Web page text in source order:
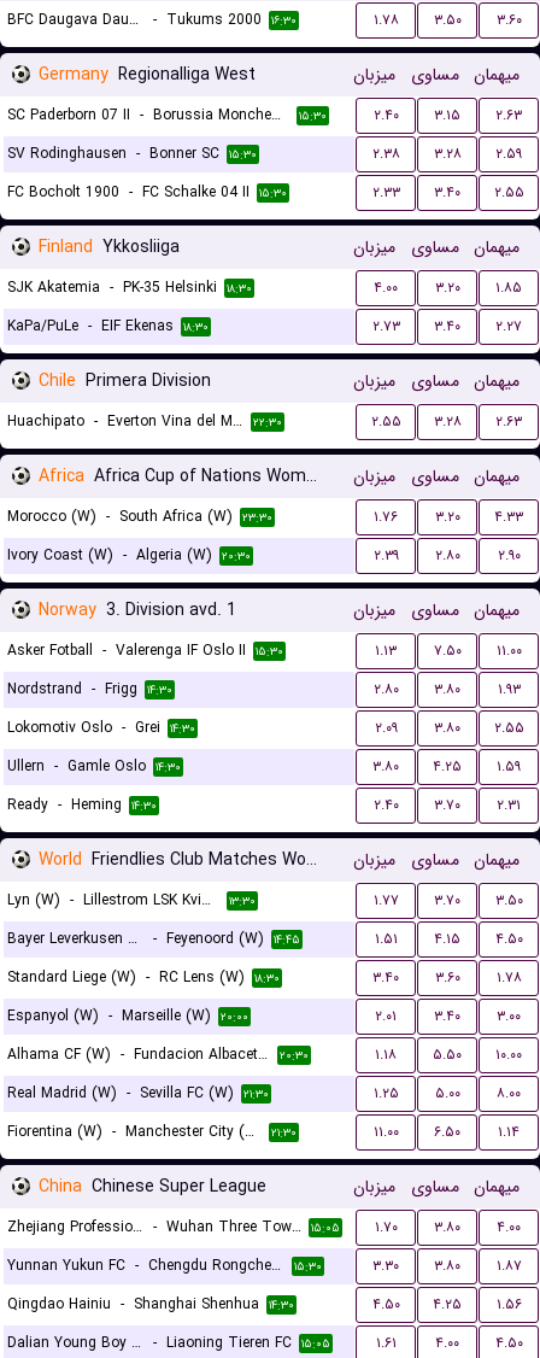
BFC Daugava Daugavpils - Tukums 2000 ۱۶:۳۰ ۱.۷۸ ۳.۵۰ ۳.۶۰
Germany Regionalliga West میزبان مساوی میهمان
SC Paderborn 07 II - Borussia Monchengladbach II ۱۵:۳۰ ۲.۴۰ ۳.۱۵
۲.۶۳
SV Rodinghausen - Bonner SC ۱۵:۳۰ ۲.۳۸ ۳.۲۸
۲.۵۹
FC Bocholt 1900 - FC Schalke 04 II ۱۵:۳۰ ۲.۳۳ ۳.۴۰ ۲.۵۵
Finland Ykkosliiga میزبان مساوی میهمان
SJK Akatemia - PK-35 Helsinki ۱۸:۳۰ ۴.۰۰ ۳.۲۰
۱.۸۵
KaPa/PuLe - EIF Ekenas ۱۸:۳۰ ۲.۷۳ ۳.۴۰ ۲.۲۷
Chile Primera Division میزبان مساوی میهمان
Huachipato - Everton Vina del Mar ۲۲:۳۰ ۲.۵۵ ۳.۲۸ ۲.۶۳
Africa Africa Cup of Nations Women میزبان مساوی میهمان
Morocco (W) - South Africa (W) ۲۳:۳۰ ۱.۷۶ ۳.۲۰
۴.۳۳
Ivory Coast (W) - Algeria (W) ۲۰:۳۰ ۲.۳۹ ۲.۸۰ ۲.۹۰
Norway 3. Division avd. 1 میزبان مساوی میهمان
Asker Fotball - Valerenga IF Oslo II ۱۵:۳۰ ۱.۱۳ ۷.۵۰
۱۱.۰۰
Nordstrand - Frigg ۱۴:۳۰ ۲.۸۰ ۳.۸۰
۱.۹۳
Lokomotiv Oslo - Grei ۱۴:۳۰ ۲.۰۹ ۳.۸۰
۲.۵۵
Ullern - Gamle Oslo ۱۴:۳۰ ۳.۸۰ ۴.۲۵
۱.۵۹
Ready - Heming ۱۴:۳۰ ۲.۴۰ ۳.۷۰ ۲.۳۱
World Friendlies Club Matches Women میزبان مساوی میهمان
Lyn (W) - Lillestrom LSK Kvinner (W) ۱۳:۳۰ ۱.۷۷ ۳.۷۰
۳.۵۰
Bayer Leverkusen (W)
- Feyenoord (W) ۱۴:۴۵ ۱.۵۱ ۴.۱۵
۴.۵۰
Standard Liege (W) - RC Lens (W) ۱۸:۳۰ ۳.۴۰ ۳.۶۰
۱.۷۸
Espanyol (W) - Marseille (W) ۲۰:۰۰ ۲.۰۱ ۳.۴۰
۳.۰۰
Alhama CF (W) - Fundacion Albacete (W) ۲۰:۳۰ ۱.۱۸ ۵.۵۰
۱۰.۰۰
Real Madrid (W) - Sevilla FC (W) ۲۱:۳۰ ۱.۲۵ ۵.۰۰
۸.۰۰
Fiorentina (W) - Manchester City (W) ۲۱:۳۰ ۱۱.۰۰ ۶.۵۰ ۱.۱۴
China Chinese Super League میزبان مساوی میهمان
Zhejiang Professional FC - Wuhan Three Towns ۱۵:۰۵ ۱.۷۰ ۳.۸۰
۴.۰۰
Yunnan Yukun FC - Chengdu Rongcheng FC ۱۵:۳۰ ۳.۳۰ ۳.۸۰
۱.۸۷
Qingdao Hainiu - Shanghai Shenhua ۱۴:۳۰ ۴.۵۰ ۴.۲۵
۱.۵۶
Dalian Young Boy FC - Liaoning Tieren FC ۱۵:۰۵ ۱.۶۱ ۴.۰۰ ۴.۵۰